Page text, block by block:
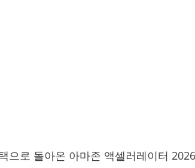
으로 돌아온 아마존 액셀러레이터